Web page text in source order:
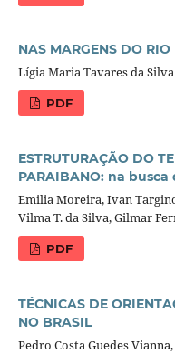
NAS MARGENS DO
Lígia Maria Tavares da Silva
PDF
ESTRUTURAÇÃO DO
PARAIBANO: na busca
Emilia Moreira, Ivan
Vilma T. da Silva, Gilmar
PDF
TÉCNICAS DE
NO BRASIL
Pedro Costa Guedes